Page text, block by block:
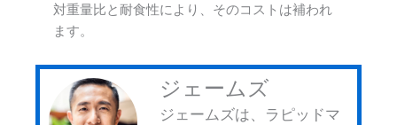
対重量比と耐食性により、そのコストは補われ
ます。
ジェームズ
ジェームズは、ラピッドマ